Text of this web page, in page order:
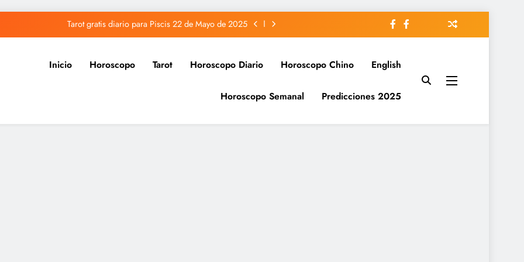
Tarot gratis diario para Piscis 22 de Mayo de 2025
Tarot gratis diario para Capricornio 22 de Mayo de 2025
Tarot gratis diario para Sagitario 22 de Mayo de 2025
Tarot gratis diario para Piscis 22 de Mayo de 2025
Inicio Horoscopo Tarot Horoscopo Diario Horoscopo Chino English
Horoscopo Semanal Predicciones 2025